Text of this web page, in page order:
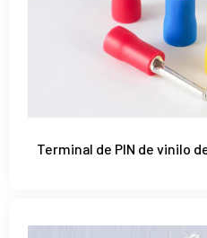
Terminal de PIN de vinilo